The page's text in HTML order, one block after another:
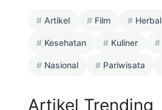
Artikel Film Herbal
Kesehatan Kuliner
Nasional Pariwisata
Artikel Trending